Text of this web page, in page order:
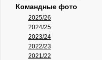
Командные фото
2025/26
2024/25
2023/24
2022/23
2021/22